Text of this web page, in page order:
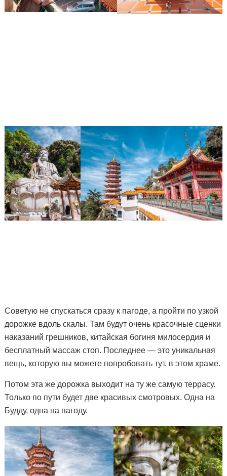
Советую не спускаться сразу к пагоде, а пройти по узкой
дорожке вдоль скалы. Там будут очень красочные сценки
наказаний грешников, китайская богиня милосердия и
бесплатный массаж стоп. Последнее — это уникальная
вещь, которую вы можете попробовать тут, в этом храме.
Потом эта же дорожка выходит на ту же самую террасу.
Только по пути будет две красивых смотровых. Одна на
Будду, одна на пагоду.